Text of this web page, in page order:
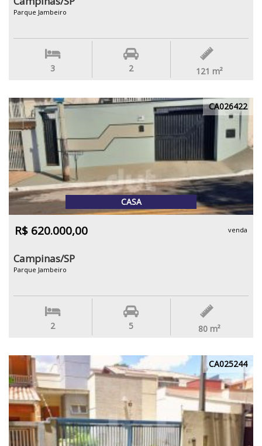
Parque Jambeiro
3 2 121 m²
CA026422
CASA
R$ 620.000,00 venda
Campinas/SP
Parque Jambeiro
2 5 80 m²
CA025244